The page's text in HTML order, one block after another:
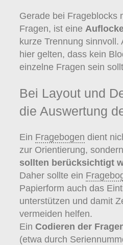
Gerade bei Frageblocks
Fragen, ist eine
kurze Trennung sinnvoll.
hier gelten, dass kein
einzelne Fragen sein
Bei Layout und
die Auswertung
Ein Fragebogen dient
zur Orientierung,
sollten berücksichtigt
Daher sollte ein
Papierform auch das
unterstützen und damit
vermeiden helfen.
Ein Codieren der
(etwa durch